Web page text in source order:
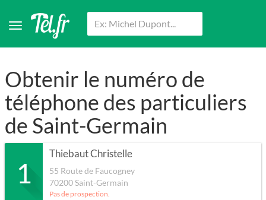
Obtenir le numéro de
téléphone des particuliers
de Saint-Germain
1
Thiebaut Christelle
55 Route de Faucogney
70200Saint-Germain
Pas de prospection.